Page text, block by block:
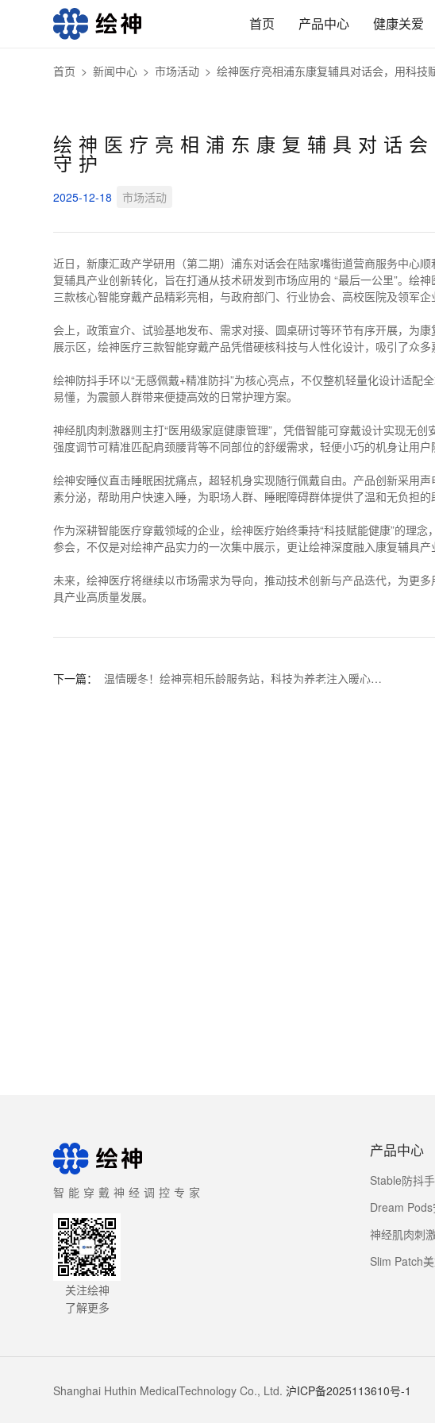
首页 产品中心 健康关爱
首页 > 新闻中心 > 市场活动 > 绘神医疗亮相浦东康复辅具对话会，用科技
绘神医疗亮相浦东康复辅具对话
守护
2025-12-18 市场活动
近日，新康汇政产学研用（第二期）浦东对话会在陆家嘴街道营商服务中心
复辅具产业创新转化，旨在打通从技术研发到市场应用的 “最后一公里”。绘
三款核心智能穿戴产品精彩亮相，与政府部门、行业协会、高校医院及领军企
会上，政策宣介、试验基地发布、需求对接、圆桌研讨等环节有序开展，为
展示区，绘神医疗三款智能穿戴产品凭借硬核科技与人性化设计，吸引了众多
绘神防抖手环以“无感佩戴+精准防抖”为核心亮点，不仅整机轻量化设计适配
易懂，为震颤人群带来便捷高效的日常护理方案。
神经肌肉刺激器则主打“医用级家庭健康管理”，凭借智能可穿戴设计实现无
强度调节可精准匹配肩颈腰背等不同部位的舒缓需求，轻便小巧的机身让用户
绘神安睡仪直击睡眠困扰痛点，超轻机身实现随行佩戴自由。产品创新采用
素分泌，帮助用户快速入睡，为职场人群、睡眠障碍群体提供了温和无负担的
作为深耕智能医疗穿戴领域的企业，绘神医疗始终秉持“科技赋能健康”的理
参会，不仅是对绘神产品实力的一次集中展示，更让绘神深度融入康复辅具
未来，绘神医疗将继续以市场需求为导向，推动技术创新与产品迭代，为更
具产业高质量发展。
下一篇： 温情暖冬！绘神亮相乐龄服务站，科技为养老注入暖心力
智能穿戴神经调控专家
关注绘神
了解更多
产品中心
Stable防抖
Dream
神经肌肉刺
Slim Patch
Shanghai Huthin MedicalTechnology Co., Ltd.沪ICP备2025113610号-1